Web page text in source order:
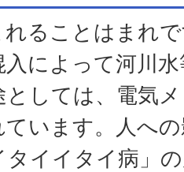
れることはまれ
によって河川
しては、電気
います。人へ
タイイタイ病」